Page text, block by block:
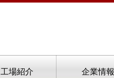
工場紹介 企業情報